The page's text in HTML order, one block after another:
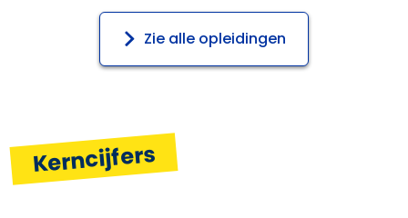
Zie alle opleidingen
Kerncijfers